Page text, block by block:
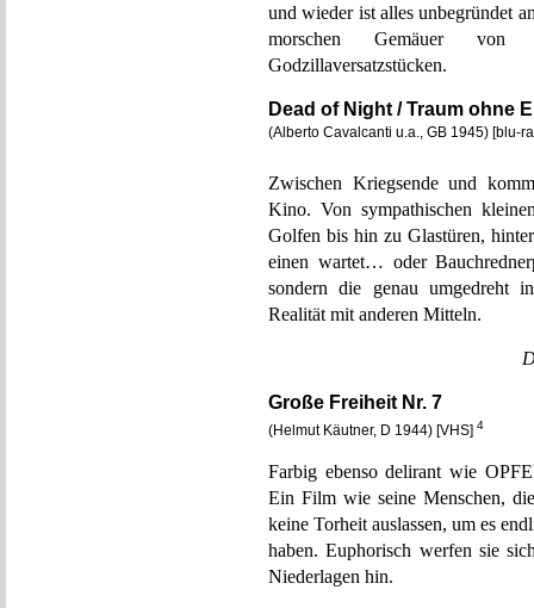
und wieder ist alles unbegründet
morschen Gemäuer von
Godzillaversatzstücken.
Dead of Night / Traum ohne
(Alberto Cavalcanti u.a., GB 1945) [blu-
Zwischen Kriegsende und
Kino. Von sympathischen
Golfen bis hin zu Glastüren,
einen wartet… oder
sondern die genau umgedreht
Realität mit anderen Mitteln.
Große Freiheit Nr. 7
(Helmut Käutner, D 1944) [VHS] 4
Farbig ebenso delirant wie
Ein Film wie seine Menschen,
keine Torheit auslassen, um es
haben. Euphorisch werfen sie
Niederlagen hin.